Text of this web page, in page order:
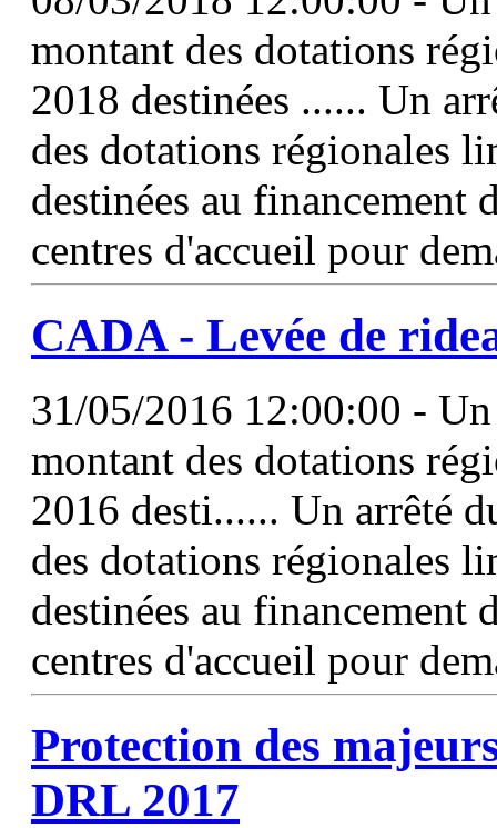
montant des dotations
2018 destinées ...... Un
des dotations régionales
destinées au financement
centres d'accueil pour
CADA - Levée de
31/05/2016 12:00:00 -
montant des dotations
2016 desti...... Un arrêté
des dotations régionales
destinées au financement
centres d'accueil pour
Protection des
DRL 2017